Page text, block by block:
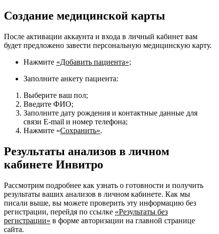
Создание медицинской карты
После активации аккаунта и входа в личный кабинет вам
будет предложено завести персональную медицинскую карту.
Нажмите «Добавить пациента»;
Заполните анкету пациента:
Выберите ваш пол;
Введите ФИО;
Заполните дату рождения и контактные данные для
связи E-mail и номер телефона;
Нажмите «Сохранить».
Результаты анализов в личном
кабинете Инвитро
Рассмотрим подробнее как узнать о готовности и получить
результаты ваших анализов в личном кабинете. Как мы
писали выше, вы можете проверить эту информацию без
регистрации, перейдя по ссылке «Результаты без
регистрации» в форме авторизации на главной странице
сайта.